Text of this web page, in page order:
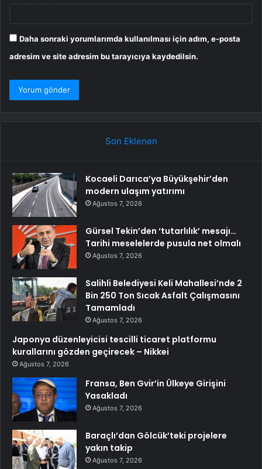
Daha sonraki yorumlarımda kullanılması için adım, e-posta
adresim ve site adresim bu tarayıcıya kaydedilsin.
Son Eklenen
Kocaeli Darıca’ya Büyükşehir’den
modern ulaşım yatırımı
Ağustos 7, 2026
Gürsel Tekin’den ‘tutarlılık’ mesajı…
Tarihi meselelerde pusula net olmalı
Ağustos 7, 2026
Salihli Belediyesi Keli Mahallesi’nde 2
Bin 250 Ton Sıcak Asfalt Çalışmasını
Tamamladı
Ağustos 7, 2026
Japonya düzenleyicisi tescilli ticaret platformu
kurallarını gözden geçirecek – Nikkei
Ağustos 7, 2026
Fransa, Ben Gvir’in Ülkeye Girişini
Yasakladı
Ağustos 7, 2026
Baraçlı’dan Gölcük’teki projelere
yakın takip
Ağustos 7, 2026